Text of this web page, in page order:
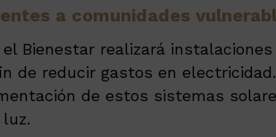
a comunidades
el Bienestar realizará
de reducir gastos en
de estos sistemas